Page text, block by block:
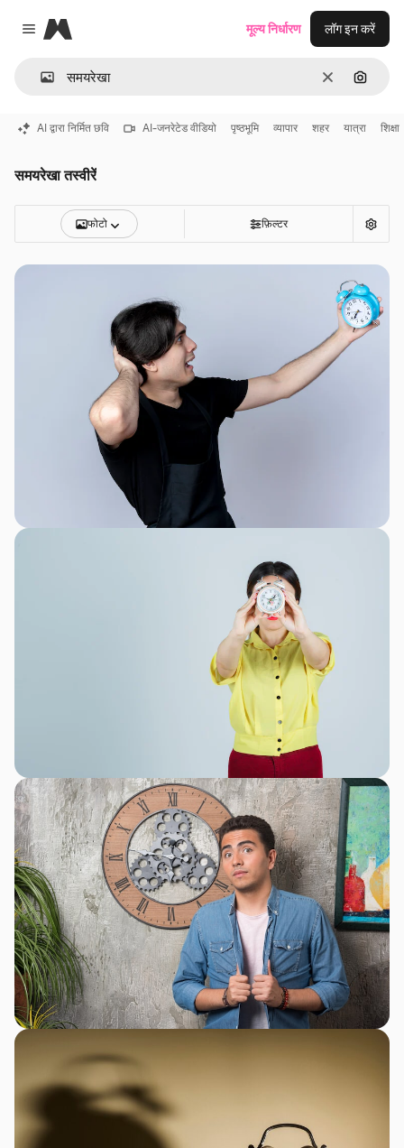
Close menu
Magnific
साफ़ इमेज से
मूल्य निर्धारण लॉग इन करें
AI द्वारा निर्मित छवि AI-जनरेटेड वीडियो पृष्ठभूमि व्यापार शहर यात्रा शिक्षा
समयरेखा तस्वीरें
फोटो फ़िल्टर